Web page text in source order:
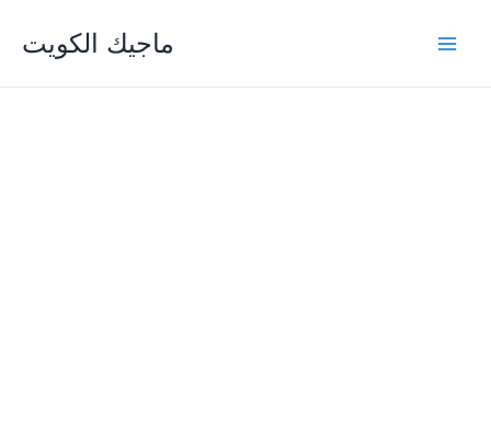
content
ماجيك الكويت